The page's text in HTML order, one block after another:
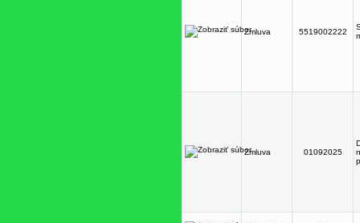
Zmluva 5519002222
Zmluva 01092025